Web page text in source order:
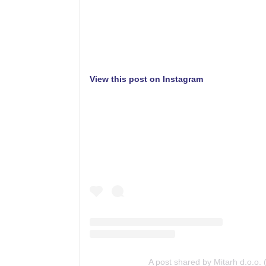
View this post on Instagram
A post shared by Mitarh d.o.o.